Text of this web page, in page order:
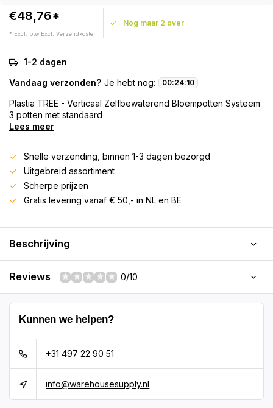
€48,76*
* Excl. btw Excl. Verzendkosten
Nog maar 2 over
1-2 dagen
Vandaag verzonden? Je hebt nog: 00:24:09
Plastia TREE - Verticaal Zelfbewaterend Bloempotten Systeem
3 potten met standaard
Lees meer
Snelle verzending, binnen 1-3 dagen bezorgd
Uitgebreid assortiment
Scherpe prijzen
Gratis levering vanaf € 50,- in NL en BE
Beschrijving
Reviews 0/10
Kunnen we helpen?
+31 497 22 90 51
info@warehousesupply.nl